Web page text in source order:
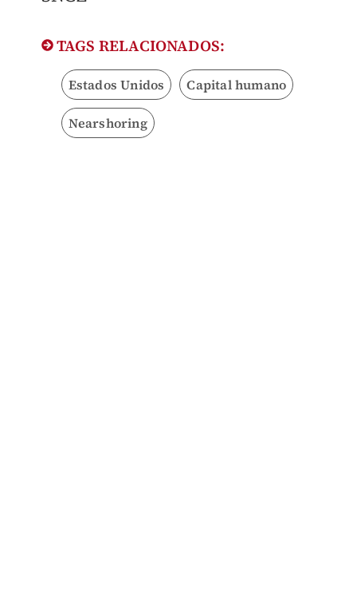
TAGS RELACIONADOS:
Estados Unidos Capital humano
Nearshoring